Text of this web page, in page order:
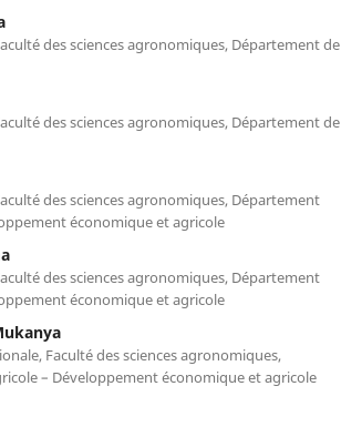
des sciences agronomiques, Département de
des sciences agronomiques, Département de
des sciences agronomiques, Département
économique et agricole
des sciences agronomiques, Département
économique et agricole
Faculté des sciences agronomiques,
– Développement économique et agricole